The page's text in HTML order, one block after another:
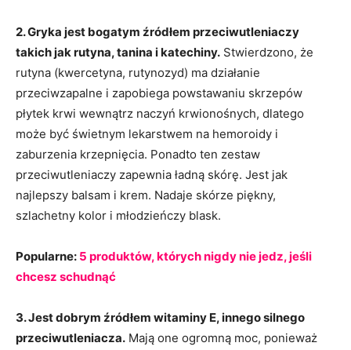
2. Gryka jest bogatym źródłem przeciwutleniaczy
takich jak rutyna, tanina i katechiny. Stwierdzono, że
rutyna (kwercetyna, rutynozyd) ma działanie
przeciwzapalne i zapobiega powstawaniu skrzepów
płytek krwi wewnątrz naczyń krwionośnych, dlatego
może być świetnym lekarstwem na hemoroidy i
zaburzenia krzepnięcia. Ponadto ten zestaw
przeciwutleniaczy zapewnia ładną skórę. Jest jak
najlepszy balsam i krem. Nadaje skórze piękny,
szlachetny kolor i młodzieńczy blask.
Popularne: 5 produktów, których nigdy nie jedz, jeśli
chcesz schudnąć
3. Jest dobrym źródłem witaminy E, innego silnego
przeciwutleniacza. Mają one ogromną moc, ponieważ